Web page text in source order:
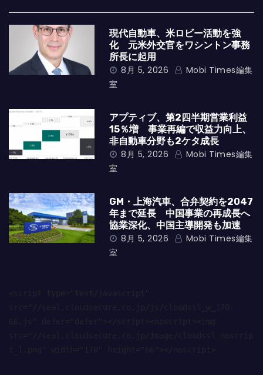
現代自動車、米ロビー活動を強
化 元米外交官をワシントン事務
所長に起用
8月 5, 2026
Mobi Times編集
室
アプティブ、第2四半期営業利益
15％増 事業再編で収益力向上、
非自動車分野も2ケタ成長
8月 5, 2026
Mobi Times編集
室
GM・上海汽車、合弁契約を2047
年まで延長 中国事業の再成長へ
協業深化、中国主導開発も加速
8月 5, 2026
Mobi Times編集
室